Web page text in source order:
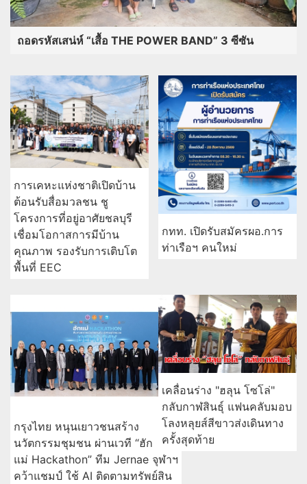
ถอดรหัสเสน่ห์ “เสื้อ THE POWER BAND” 3 ซีซัน
การเคหะแห่งชาติเปิดบ้าน
ต้อนรับสื่อมวลชน ชู
โครงการที่อยู่อาศัยชลบุรี
เชื่อมโอกาสการมีบ้าน
คุณภาพ รองรับการเติบโต
พื้นที่ EEC
กทท. เปิดรับสมัครผอ.การ
ท่าเรือฯ คนใหม่
กรุงไทย หนุนเยาวชนสร้าง
นวัตกรรมชุมชน ผ่านเวที “ฮัก
แม่ Hackathon” ทีม Jernae จุฬาฯ
คว้าแชมป์ ใช้ AI ติดตามทรัพย์สิน
เคลื่อนร่าง "ฮลุน โซโล่"
กลับกาฬสินธุ์ แฟนคลับมอบ
โลงหลุยส์สีขาวส่งเดินทาง
ครั้งสุดท้าย